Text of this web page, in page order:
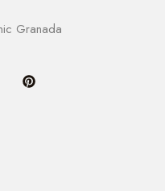
Granada